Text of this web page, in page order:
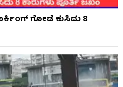
ಗೋಡೆ ಕುಸಿದು 8